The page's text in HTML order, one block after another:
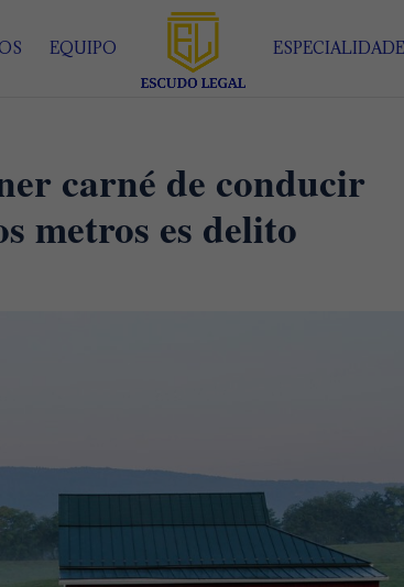
EQUIPO
carné de conducir
metros es delito